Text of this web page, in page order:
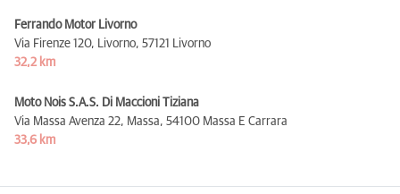
Ferrando Motor Livorno
Via Firenze 120, Livorno, 57121 Livorno
32,2 km
Moto Nois S.A.S. Di Maccioni Tiziana
Via Massa Avenza 22, Massa, 54100 Massa E Carrara
33,6 km